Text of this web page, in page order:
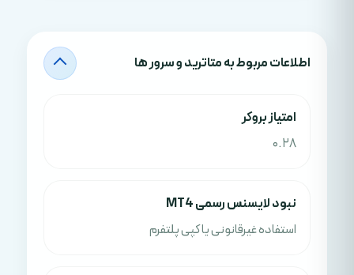
اطلاعات مربوط به متاترید و سرور ها
امتياز بروکر
0.28
نبود لایسنس رسمی MT4
استفاده غیرقانونی یا کپی پلتفرم